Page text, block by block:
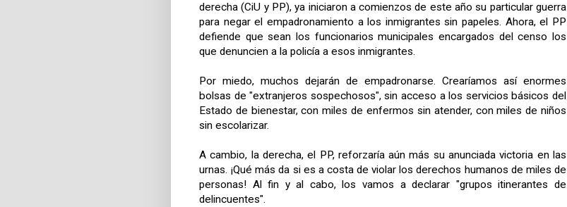
derecha (CiU y PP), ya iniciaron a comienzos de este año su particular guerra
para negar el empadronamiento a los inmigrantes sin papeles. Ahora, el PP
defiende que sean los funcionarios municipales encargados del censo los
que denuncien a la policía a esos inmigrantes.
Por miedo, muchos dejarán de empadronarse. Crearíamos así enormes
bolsas de "extranjeros sospechosos", sin acceso a los servicios básicos del
Estado de bienestar, con miles de enfermos sin atender, con miles de niños
sin escolarizar.
A cambio, la derecha, el PP, reforzaría aún más su anunciada victoria en las
urnas. ¡Qué más da si es a costa de violar los derechos humanos de miles de
personas! Al fin y al cabo, los vamos a declarar "grupos itinerantes de
delincuentes".